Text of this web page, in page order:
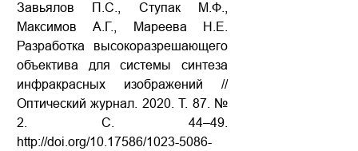
Завьялов П.С., Ступак М.Ф.,
Максимов А.Г., Мареева Н.Е.
Разработка высокоразрешающего
объектива для системы синтеза
инфракрасных изображений //
Оптический журнал. 2020. Т. 87. №
2. С. 44–49.
http://doi.org/10.17586/1023-5086-